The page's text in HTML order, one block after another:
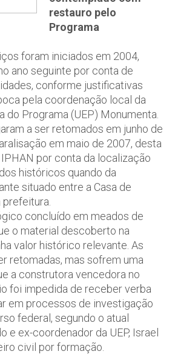
restauro pelo
Programa
foram iniciados em 2004,
ano seguinte por conta de
conforme justificativas
pela coordenação local da
do Programa (UEP) Monumenta.
a ser retomados em junho de
em maio de 2007, desta
por conta da localização
históricos quando da
situado entre a Casa de
concluído em meados de
o material descoberto na
valor histórico relevante. As
retomadas, mas sofrem uma
a construtora vencedora no
foi impedida de receber verba
em processos de investigação
federal, segundo o atual
e ex-coordenador da UEP, Israel
civil por formação.